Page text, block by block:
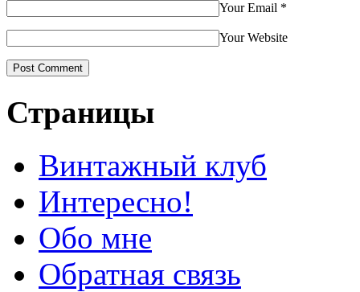
Your Email *
Your Website
Страницы
Винтажный клуб
Интересно!
Обо мне
Обратная связь